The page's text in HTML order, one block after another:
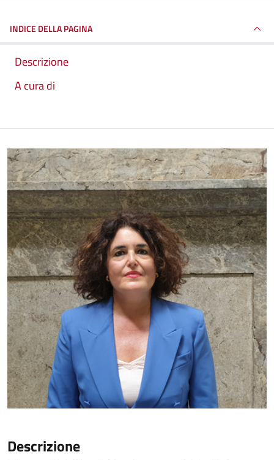
INDICE DELLA PAGINA
Descrizione
A cura di
Descrizione